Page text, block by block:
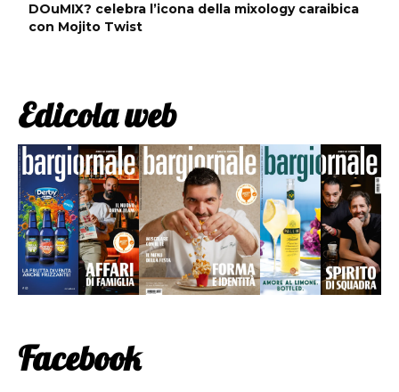
DOuMIX? celebra l’icona della mixology caraibica
con Mojito Twist
Edicola web
Facebook